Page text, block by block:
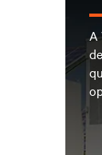
A